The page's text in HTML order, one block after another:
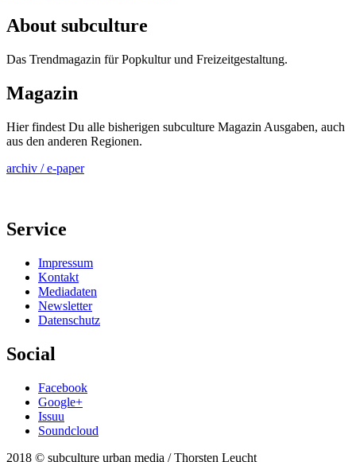
About subculture
Das Trendmagazin für Popkultur und Freizeitgestaltung.
Magazin
Hier findest Du alle bisherigen subculture Magazin Ausgaben, auch
aus den anderen Regionen.
archiv / e-paper
Service
Impressum
Kontakt
Mediadaten
Newsletter
Datenschutz
Social
Facebook
Google+
Issuu
Soundcloud
2018 © subculture urban media / Thorsten Leucht